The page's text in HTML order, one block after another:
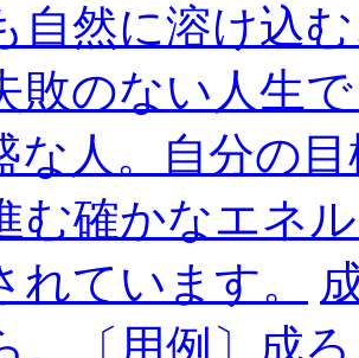
自然に溶け込
敗のない人生
な人。自分の
む確かなエネ
れています。
。〔用例〕成